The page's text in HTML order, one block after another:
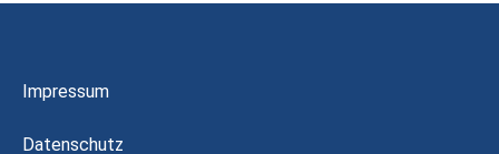
Impressum
Datenschutz